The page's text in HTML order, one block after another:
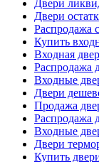
Двери
Двери
Распродажа
Купить
Входная
Распродажа
Входные
Двери
Продажа
Распродажа
Входные
Двери
Купить